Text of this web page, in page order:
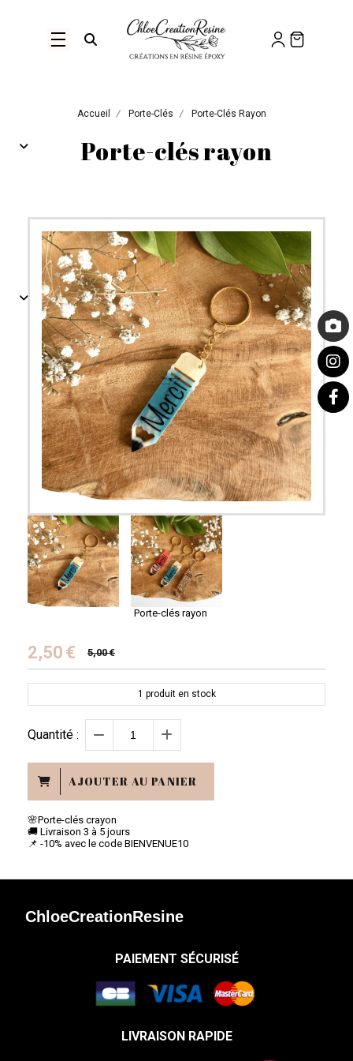
Ouvrir la recherche
Accueil Porte-Clés Porte-Clés Rayon
Porte-clés rayon
Porte-clés rayon
2,50 € 5,00€
1 produit en stock
Quantité :
AJOUTER AU PANIER
🌸Porte-clés crayon
🚚 Livraison 3 à 5 jours
📌 -10% avec le code BIENVENUE10
ChloeCreationResine
PAIEMENT SÉCURISÉ
LIVRAISON RAPIDE